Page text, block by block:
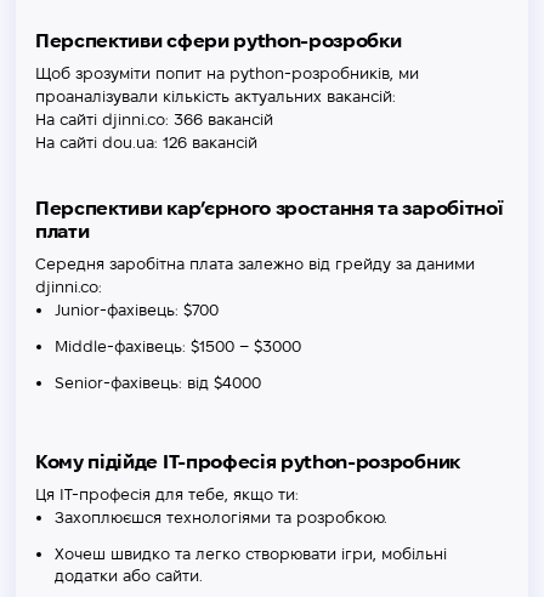
Перспективи сфери python-розробки
Щоб зрозуміти попит на python-розробників, ми
проаналізували кількість актуальних вакансій:
На сайті djinni.co: 366 вакансій
На сайті dou.ua: 126 вакансій
Перспективи кар’єрного зростання та заробітної
плати
Середня заробітна плата залежно від грейду за даними
djinni.co:
Junior-фахівець: $700
Middle-фахівець: $1500 – $3000
Senior-фахівець: від $4000
Кому підійде IT-професія python-розробник
Ця IT-професія для тебе, якщо ти:
Захоплюєшся технологіями та розробкою.
Хочеш швидко та легко створювати ігри, мобільні
додатки або сайти.